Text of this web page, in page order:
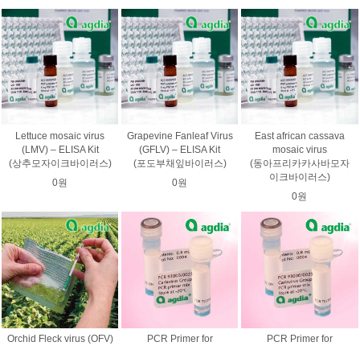
Lettuce mosaic virus
(LMV) – ELISA Kit
(상추모자이크바이러스)
0원
Grapevine Fanleaf Virus
(GFLV) – ELISA Kit
(포도부채잎바이러스)
0원
East african cassava
mosaic virus
(동아프리카카사바모자
이크바이러스)
0원
Orchid Fleck virus (OFV)
PCR Primer for
PCR Primer for